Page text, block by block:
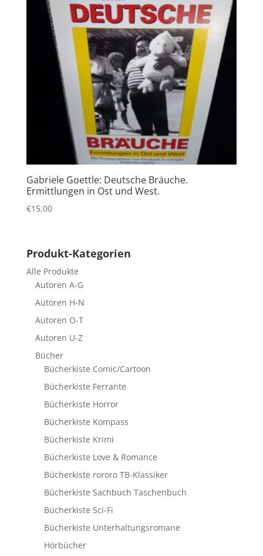
Gabriele Goettle: Deutsche Bräuche.
Ermittlungen in Ost und West.
€15,00
Produkt-Kategorien
Alle Produkte
Autoren A-G
Autoren H-N
Autoren O-T
Autoren U-Z
Bücher
Bücherkiste Comic/Cartoon
Bücherkiste Ferrante
Bücherkiste Horror
Bücherkiste Kompass
Bücherkiste Krimi
Bücherkiste Love & Romance
Bücherkiste rororo TB-Klassiker
Bücherkiste Sachbuch Taschenbuch
Bücherkiste Sci-Fi
Bücherkiste Unterhaltungsromane
Hörbücher